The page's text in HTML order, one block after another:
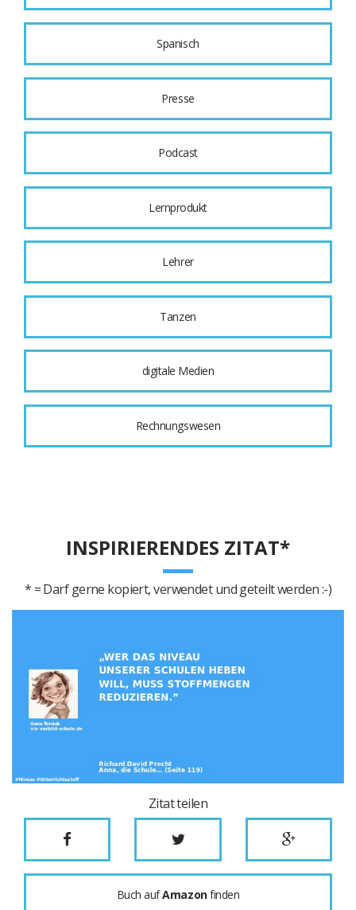
Spanisch
Presse
Podcast
Lernprodukt
Lehrer
Tanzen
digitale Medien
Rechnungswesen
INSPIRIERENDES ZITAT*
* = Darf gerne kopiert, verwendet und geteilt werden :-)
Zitat teilen
Buch aufAmazonfinden